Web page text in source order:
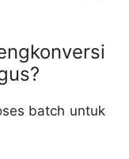
batch untuk